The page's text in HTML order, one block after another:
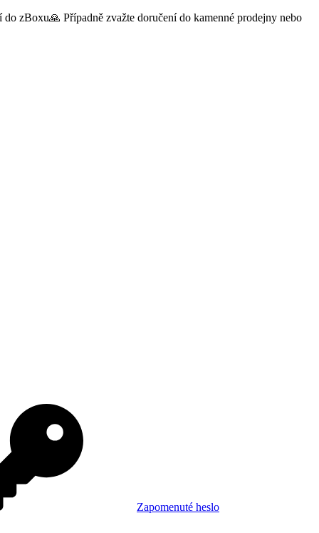
zBoxu🙏 Případně zvažte doručení do kamenné prodejny nebo
Zapomenuté heslo